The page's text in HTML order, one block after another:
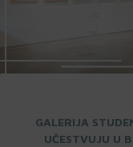
GALERIJA
UČESTVUJU U